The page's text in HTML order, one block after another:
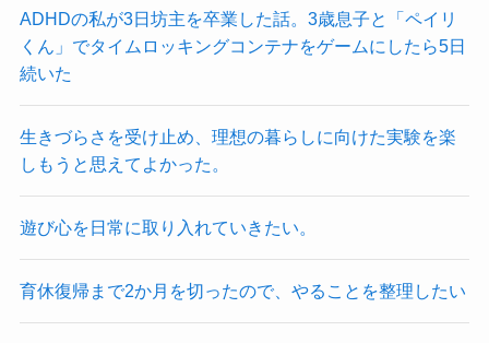
ADHDの私が3日坊主を卒業した話。3歳息子と「ペイリ
くん」でタイムロッキングコンテナをゲームにしたら5日
続いた
生きづらさを受け止め、理想の暮らしに向けた実験を楽
しもうと思えてよかった。
遊び心を日常に取り入れていきたい。
育休復帰まで2か月を切ったので、やることを整理したい